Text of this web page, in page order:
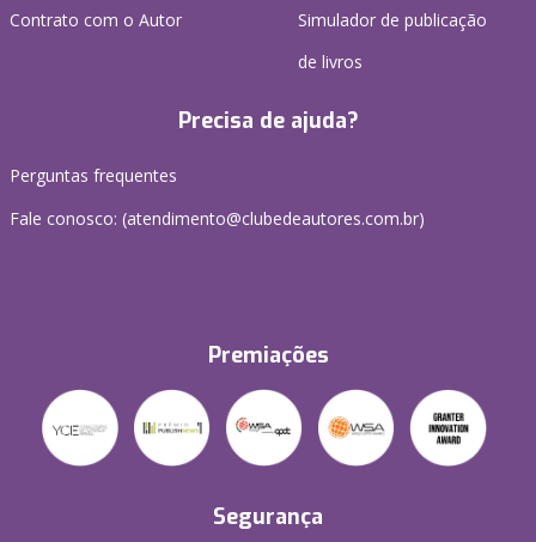
Contrato com o Autor
Simulador de publicação
de livros
Precisa de ajuda?
Perguntas frequentes
Fale conosco: (atendimento@clubedeautores.com.br)
Premiações
Segurança